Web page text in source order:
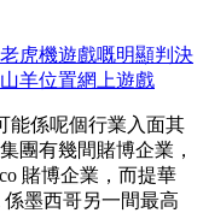
虎機遊戲嘅明顯判決
羊位置網上遊戲
能係呢個行業入面其
團有幾間賭博企業，
賭博企業，而提華
係墨西哥另一間最高